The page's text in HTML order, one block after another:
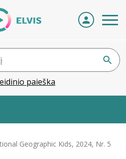
paieška
Geographic Kids, 2024, Nr. 5